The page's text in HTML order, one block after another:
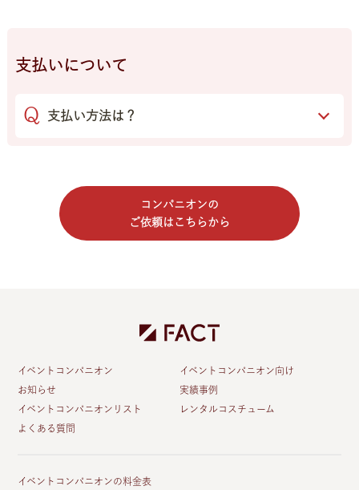
支払いについて
支払い方法は？
コンパニオンの
ご依頼はこちらから
イベントコンパニオン
イベントコンパニオン向け
お知らせ
実績事例
イベントコンパニオンリスト
レンタルコスチューム
よくある質問
イベントコンパニオンの料金表